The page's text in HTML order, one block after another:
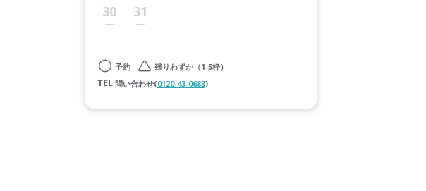
30 31
予約
残りわずか（1-5枠）
問い合わせ(0120-43-0683)